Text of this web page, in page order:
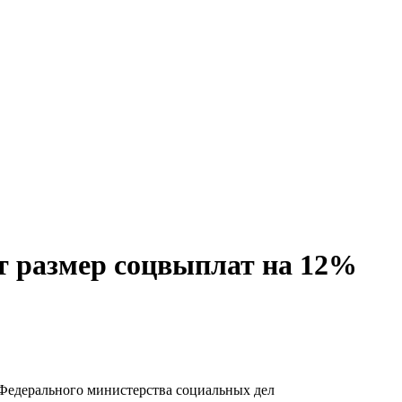
размер соцвыплат на 12%
министерства социальных дел